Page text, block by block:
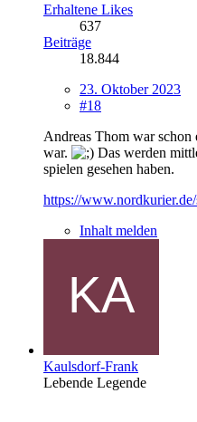
Erhaltene Likes
637
Beiträge
18.844
23. Oktober 2023
#18
Andreas Thom war
war.
Das werden
spielen gesehen haben.
https://
Inhalt melden
Kaulsdorf-Frank
Lebende Legende